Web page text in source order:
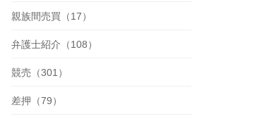
親族間売買（17）
弁護士紹介（108）
競売（301）
差押（79）